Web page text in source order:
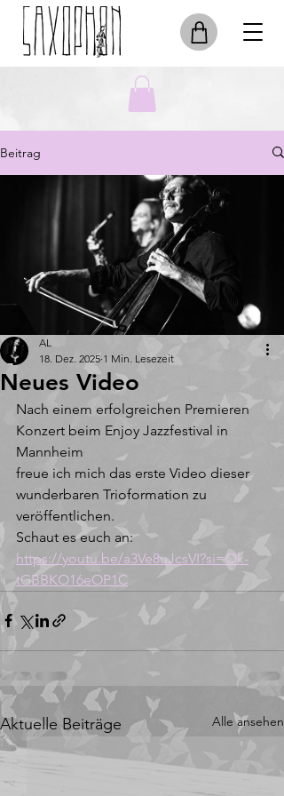
Beitrag
Neues Video
AL
18. Dez. 2025 1 Min. Lesezeit
Nach einem erfolgreichen Premieren
Konzert beim Enjoy Jazzfestival in
Mannheim
freue ich mich das erste Video dieser
wunderbaren Trioformation zu
veröffentlichen.
Schaut es euch an:
https://youtu.be/a3Ve8uJcsVI?si=Ok-
tGBBKO16eOP1C
Aktuelle Beiträge Alle ansehen